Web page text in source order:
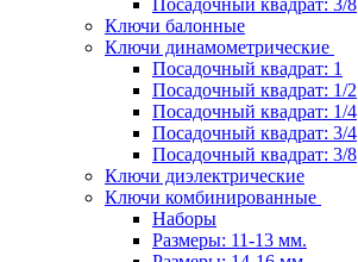
Посадочный квадрат: 3/8
Ключи балонные
Ключи динамометрические
Посадочный квадрат: 1
Посадочный квадрат: 1/2
Посадочный квадрат: 1/4
Посадочный квадрат: 3/4
Посадочный квадрат: 3/8
Ключи диэлектрические
Ключи комбинированные
Наборы
Размеры: 11-13 мм.